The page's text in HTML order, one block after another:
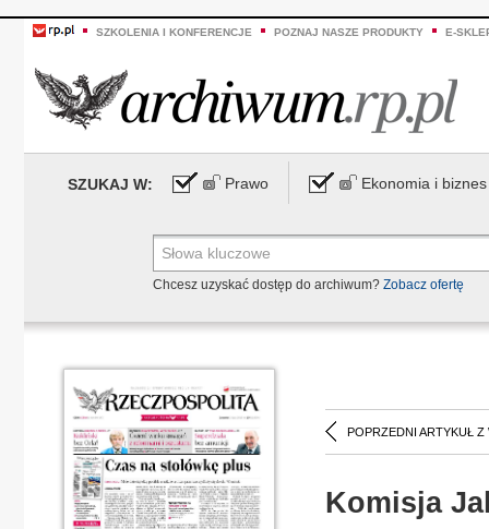
SZKOLENIA I KONFERENCJE POZNAJ NASZE PRODUKTY E-
SZUKAJ W: Prawo Ekonomia i biznes
Chcesz uzyskać dostęp do archiwum? Zobacz ofertę
POPRZEDNI ARTYKUŁ Z
Komisja